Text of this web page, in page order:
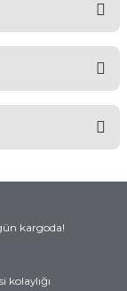
kargoda!
kolaylığı